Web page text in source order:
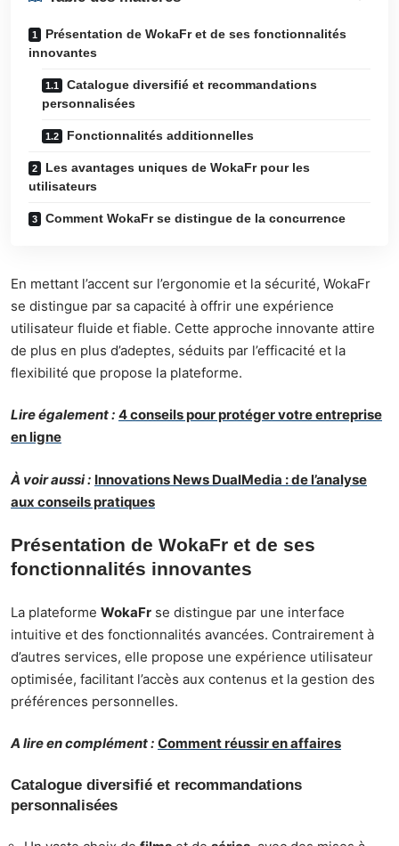
Présentation de WokaFr et de ses fonctionnalités
innovantes
Catalogue diversifié et recommandations
personnalisées
Fonctionnalités additionnelles
Les avantages uniques de WokaFr pour les
utilisateurs
Comment WokaFr se distingue de la concurrence
En mettant l’accent sur l’ergonomie et la sécurité, WokaFr
se distingue par sa capacité à offrir une expérience
utilisateur fluide et fiable. Cette approche innovante attire
de plus en plus d’adeptes, séduits par l’efficacité et la
flexibilité que propose la plateforme.
Lire également : 4 conseils pour protéger votre entreprise
en ligne
À voir aussi : Innovations News DualMedia : de l’analyse
aux conseils pratiques
Présentation de WokaFr et de ses
fonctionnalités innovantes
La plateforme WokaFr se distingue par une interface
intuitive et des fonctionnalités avancées. Contrairement à
d’autres services, elle propose une expérience utilisateur
optimisée, facilitant l’accès aux contenus et la gestion des
préférences personnelles.
A lire en complément : Comment réussir en affaires
Catalogue diversifié et recommandations
personnalisées